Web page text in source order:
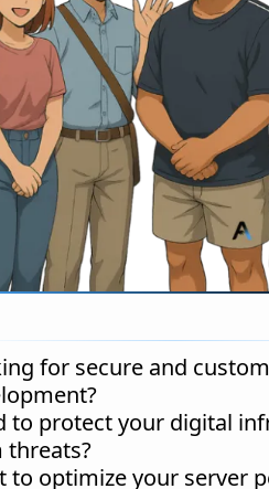
for secure and
to protect your digital
to optimize your server